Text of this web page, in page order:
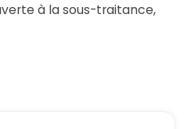
à la sous-traitance,